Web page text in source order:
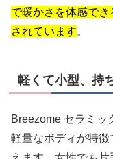
で暖かさを体感で
されています。
軽くて小型、持
Breezome セラミッ
軽量なボディが特